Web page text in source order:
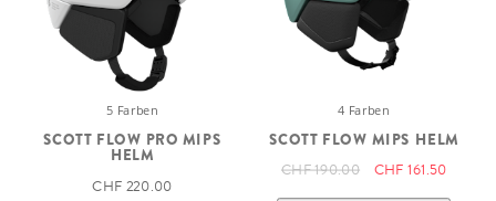
5 Farben
SCOTT FLOW PRO MIPS
HELM
CHF 220.00
4 Farben
SCOTT FLOW MIPS HELM
CHF 190.00 CHF 161.50